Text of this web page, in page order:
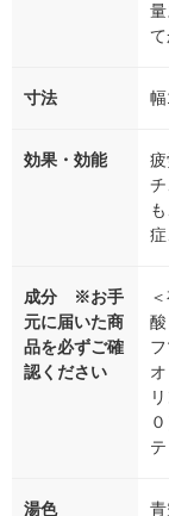
寸法
効果・効能
成分 ※お手
元に届いた商
品を必ずご確
認ください
湯色 青